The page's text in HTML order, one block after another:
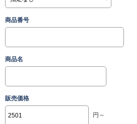
商品番号
商品名
販売価格
円～